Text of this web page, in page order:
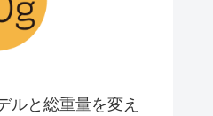
ルと総重量を変え